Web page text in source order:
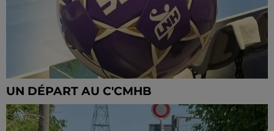
UN DÉPART AU C'CMHB